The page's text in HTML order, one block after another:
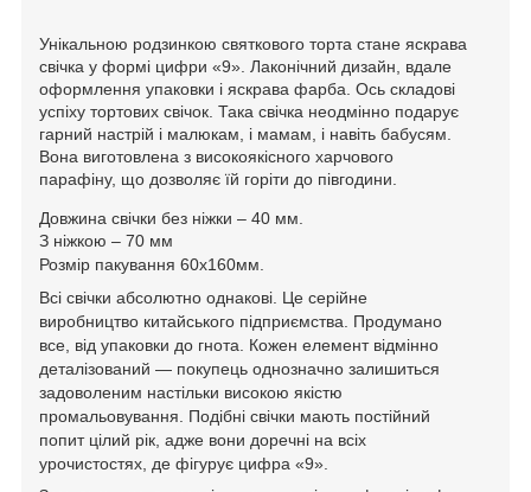
Унікальною родзинкою святкового торта стане яскрава
свічка у формі цифри «9». Лаконічний дизайн, вдале
оформлення упаковки і яскрава фарба. Ось складові
успіху тортових свічок. Така свічка неодмінно подарує
гарний настрій і малюкам, і мамам, і навіть бабусям.
Вона виготовлена з високоякісного харчового
парафіну, що дозволяє їй горіти до півгодини.
Довжина свічки без ніжки – 40 мм.
З ніжкою – 70 мм
Розмір пакування 60х160мм.
Всі свічки абсолютно однакові. Це серійне
виробництво китайського підприємства. Продумано
все, від упаковки до гнота. Кожен елемент відмінно
деталізований — покупець однозначно залишиться
задоволеним настільки високою якістю
промальовування. Подібні свічки мають постійний
попит цілий рік, адже вони доречні на всіх
урочистостях, де фігурує цифра «9».